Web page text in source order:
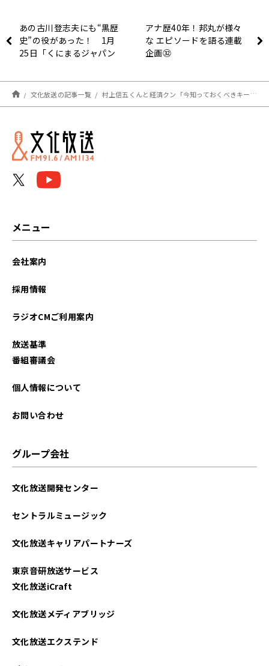
あの古川登志夫にも“黒歴
史”の役があった！ 1月
25日「くにまるジャパン
アナ歴40年！邦丸が様々
な エピソードを語る連載
企画㉜
文化放送の記事一覧 村上信五くんと経済クン「今知っておくべきキーワード“CBDC”をお勉強！」
メニュー
会社案内
採用情報
ラジオCMご利用案内
放送基準
番組審議会
個人情報について
お問い合わせ
グループ会社
文化放送開発センター
セントラルミュージック
文化放送キャリアパートナーズ
東京音研放送サービス
文化放送iCraft
文化放送メディアブリッジ
文化放送エクステンド